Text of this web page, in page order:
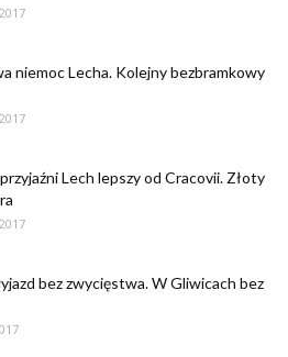
niemoc Lecha. Kolejny bezbramkowy
Lech lepszy od Cracovii. Złoty
bez zwycięstwa. W Gliwicach bez